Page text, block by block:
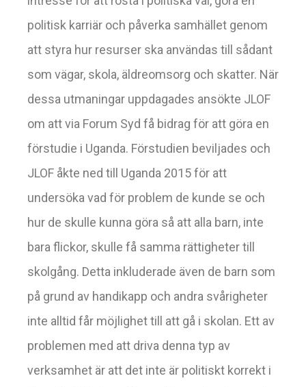
politisk karriär och påverka samhället genom
att styra hur resurser ska användas till sådant
som vägar, skola, äldreomsorg och skatter. När
dessa utmaningar uppdagades ansökte JLOF
om att via Forum Syd få bidrag för att göra en
förstudie i Uganda. Förstudien beviljades och
JLOF åkte ned till Uganda 2015 för att
undersöka vad för problem de kunde se och
hur de skulle kunna göra så att alla barn, inte
bara flickor, skulle få samma rättigheter till
skolgång. Detta inkluderade även de barn som
på grund av handikapp och andra svårigheter
inte alltid får möjlighet till att gå i skolan. Ett av
problemen med att driva denna typ av
verksamhet är att det inte är politiskt korrekt i